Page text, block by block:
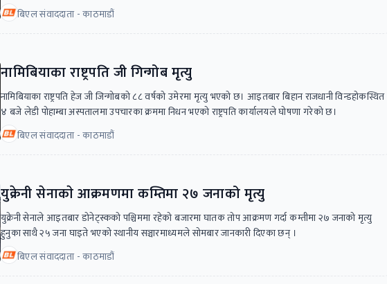
बिएल संवाददाता - काठमाडौं
नामिबियाका राष्ट्रपति जी गिन्गोब मृत्यु
नामिबियाका राष्ट्रपति हेज जी जिन्गोबको ८८ वर्षको उमेरमा मृत्यु भएको छ। आइतबार बिहान राजधानी विन्डहोकस्थित
४ बजे लेडी पोहाम्बा अस्पतालमा उपचारका क्रममा निधन भएको राष्ट्रपति कार्यालयले घोषणा गरेको छ।
बिएल संवाददाता - काठमाडौं
युक्रेनी सेनाकाे आक्रमणमा कम्तिमा २७ जनाको मृत्यु
युक्रेनी सेनाले आइतबार डोनेट्स्कको पश्चिममा रहेको बजारमा घातक तोप आक्रमण गर्दा कम्तीमा २७ जनाको मृत्यु
हुनुका साथै २५ जना घाइते भएको स्थानीय सञ्चारमाध्यमले सोमबार जानकारी दिएका छन् ।
बिएल संवाददाता - काठमाडौं